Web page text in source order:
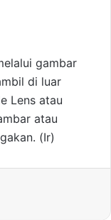
gambar
di luar
Lens atau
atau
(Ir)